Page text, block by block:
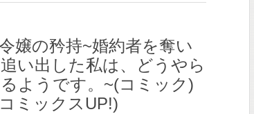
嬢の矜持~婚約者を奪い
い出した私は、どうやら
ようです。~(コミック)
ミックスUP!)